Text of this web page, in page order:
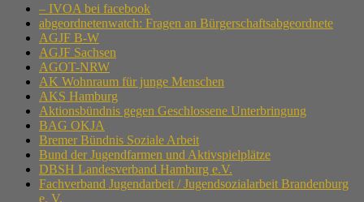
– IVOA bei facebook
abgeordnetenwatch: Fragen an Bürgerschaftsabgeordnete
AGJF B-W
AGJF Sachsen
AGOT-NRW
AK Wohnraum für junge Menschen
AKS Hamburg
Aktionsbündnis gegen Geschlossene Unterbringung
BAG OKJA
Bremer Bündnis Soziale Arbeit
Bund der Jugendfarmen und Aktivspielplätze
DBSH Landesverband Hamburg e.V.
Fachverband Jugendarbeit / Jugendsozialarbeit Brandenburg
e. V.